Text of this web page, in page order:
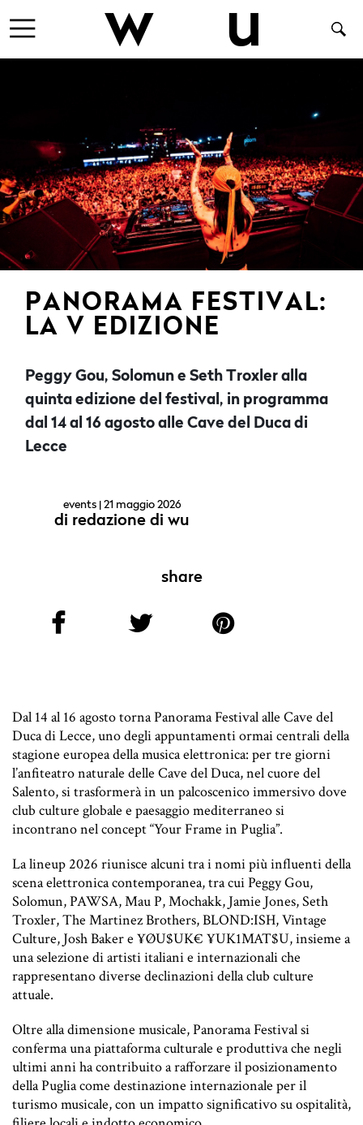
PANORAMA FESTIVAL:
LA V EDIZIONE
Peggy Gou, Solomun e Seth Troxler alla
quinta edizione del festival, in programma
dal 14 al 16 agosto alle Cave del Duca di
Lecce
events| 21 maggio 2026
di redazione di wu
share
Dal 14 al 16 agosto torna Panorama Festival alle Cave del
Duca di Lecce, uno degli appuntamenti ormai centrali della
stagione europea della musica elettronica: per tre giorni
l’anfiteatro naturale delle Cave del Duca, nel cuore del
Salento, si trasformerà in un palcoscenico immersivo dove
club culture globale e paesaggio mediterraneo si
incontrano nel concept “Your Frame in Puglia”.
La lineup 2026 riunisce alcuni tra i nomi più influenti della
scena elettronica contemporanea, tra cui Peggy Gou,
Solomun, PAWSA, Mau P, Mochakk, Jamie Jones, Seth
Troxler, The Martinez Brothers, BLOND:ISH, Vintage
Culture, Josh Baker e ¥ØU$UK€ ¥UK1MAT$U, insieme a
una selezione di artisti italiani e internazionali che
rappresentano diverse declinazioni della club culture
attuale.
Oltre alla dimensione musicale, Panorama Festival si
conferma una piattaforma culturale e produttiva che negli
ultimi anni ha contribuito a rafforzare il posizionamento
della Puglia come destinazione internazionale per il
turismo musicale, con un impatto significativo su ospitalità,